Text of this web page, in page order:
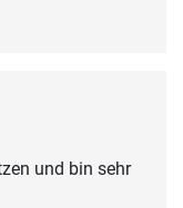
und bin sehr